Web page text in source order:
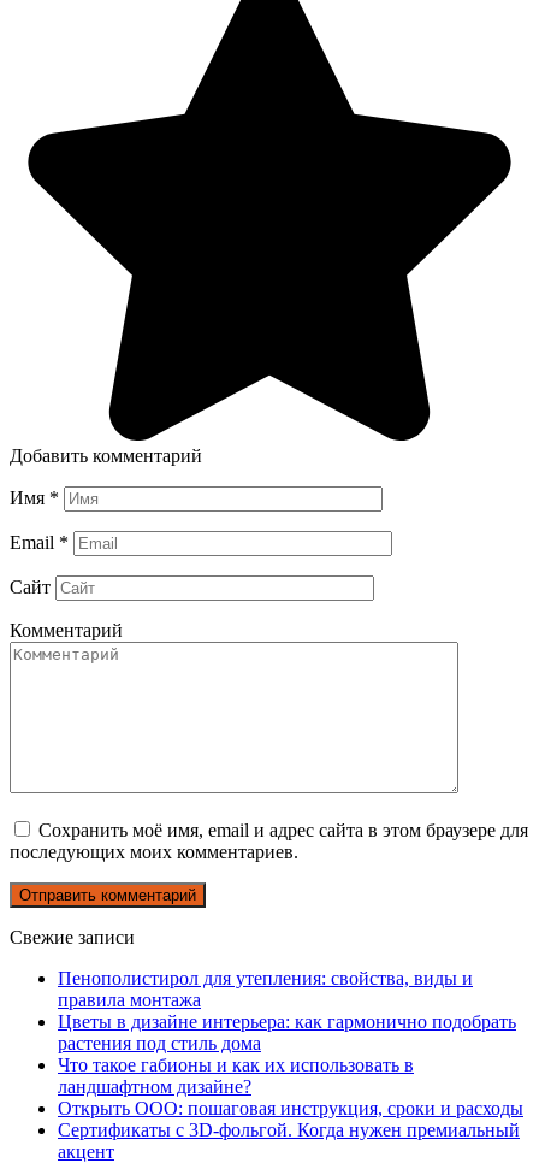
Добавить комментарий
Имя *
Email *
Сайт
Комментарий
Сохранить моё имя, email и адрес сайта в этом браузере для
последующих моих комментариев.
Свежие записи
Пенополистирол для утепления: свойства, виды и
правила монтажа
Цветы в дизайне интерьера: как гармонично подобрать
растения под стиль дома
Что такое габионы и как их использовать в
ландшафтном дизайне?
Открыть ООО: пошаговая инструкция, сроки и расходы
Сертификаты с 3D-фольгой. Когда нужен премиальный
акцент